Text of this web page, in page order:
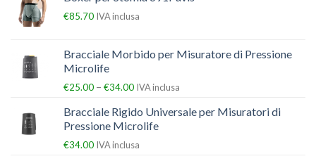
€85.70 IVA inclusa
Bracciale Morbido per Misuratore di Pressione
Microlife
€25.00 – €34.00 IVA inclusa
Bracciale Rigido Universale per Misuratori di
Pressione Microlife
€34.00 IVA inclusa